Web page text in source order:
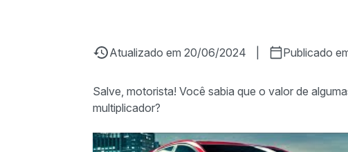
Atualizado em 20/06/2024 Publicado
Salve, motorista! Você sabia que o valor de
multiplicador?